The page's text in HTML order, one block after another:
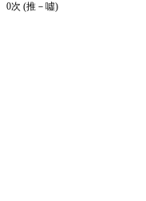
0次 (推－噓)